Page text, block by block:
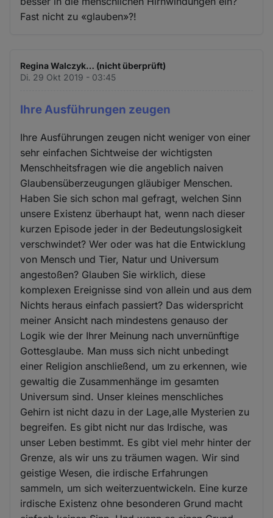
Fast nicht zu «glauben»?!
Regina Walczyk… (nicht überprüft)
Di. 29 Okt 2019 - 03:45
Ihre Ausführungen zeugen
Ihre Ausführungen zeugen nicht weniger von einer
sehr einfachen Sichtweise der wichtigsten
Menschheitsfragen wie die angeblich naiven
Glaubensüberzeugungen gläubiger Menschen.
Haben Sie sich schon mal gefragt, welchen Sinn
unsere Existenz überhaupt hat, wenn nach dieser
kurzen Episode jeder in der Bedeutungslosigkeit
verschwindet? Wer oder was hat die Entwicklung
von Mensch und Tier, Natur und Universum
angestoßen? Glauben Sie wirklich, diese
komplexen Ereignisse sind von allein und aus dem
Nichts heraus einfach passiert? Das widerspricht
meiner Ansicht nach mindestens genauso der
Logik wie der Ihrer Meinung nach unvernünftige
Gottesglaube. Man muss sich nicht unbedingt
einer Religion anschließend, um zu erkennen, wie
gewaltig die Zusammenhänge im gesamten
Universum sind. Unser kleines menschliches
Gehirn ist nicht dazu in der Lage,alle Mysterien zu
begreifen. Es gibt nicht nur das Irdische, was
unser Leben bestimmt. Es gibt viel mehr hinter der
Grenze, als wir uns zu träumen wagen. Wir sind
geistige Wesen, die irdische Erfahrungen
sammeln, um sich weiterzuentwickeln. Eine kurze
irdische Existenz ohne besonderen Grund macht